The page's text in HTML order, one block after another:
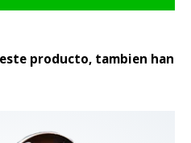
producto, tambien han